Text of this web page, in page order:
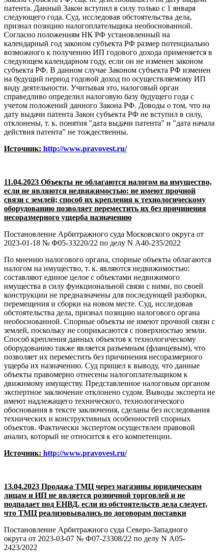
патента. Данный Закон вступил в силу только с 1 января
следующего года. Суд, исследовав обстоятельства дела,
признал позицию налогоплательщика необоснованной.
Согласно положениям НК РФ установленный на
календарный год законом субъекта РФ размер потенциально
возможного к получению ИП годового дохода применяется в
следующем календарном году, если он не изменен законом
субъекта РФ. В данном случае Законом субъекта РФ изменен
на будущий период годовой доход по осуществляемому ИП
виду деятельности. Учитывая это, налоговый орган
справедливо определил налоговую базу будущего года с
учетом положений данного Закона РФ. Доводы о том, что на
дату выдачи патента Закон субъекта РФ не вступил в силу,
отклонены, т. к. понятия "дата выдачи патента" и "дата начала
действия патента" не тождественны.
Источник: http://www.pravovest.ru/
11.04.2023 Объекты не облагаются налогом на имущество,
если не являются недвижимостью: не имеют прочной
связи с землей; способ их крепления к технологическому
оборудованию позволяет переместить их без причинения
несоразмерного ущерба назначению
Постановление Арбитражного суда Московского округа от
2023-01-18 № Ф05-33220/22 по делу N А40-235/2022
По мнению налогового органа, спорные объекты облагаются
налогом на имущество, т. к. являются недвижимостью:
составляют единое целое с объектами недвижимого
имущества в силу функциональной связи с ними, по своей
конструкции не предназначены для последующей разборки,
перемещения и сборки на новом месте. Суд, исследовав
обстоятельства дела, признал позицию налогового органа
необоснованной. Спорные объекты не имеют прочной связи с
землей, поскольку не соприкасаются с поверхностью земли.
Способ крепления данных объектов к технологическому
оборудованию также является разъемным (фланцевым), что
позволяет их переместить без причинения несоразмерного
ущерба их назначению. Суд пришел к выводу, что данные
объекты правомерно отнесены налогоплательщиком к
движимому имуществу. Представленное налоговым органом
экспертное заключение отклонено судом. Выводы эксперта не
имеют надлежащего технического, технологического
обоснования в тексте заключения, сделаны без исследования
технических и конструктивных особенностей спорных
объектов. Фактически экспертом осуществлен правовой
анализ, который не относится к его компетенции.
Источник: http://www.pravovest.ru/
13.04.2023 Продажа ТМЦ через магазины юридическим
лицам и ИП не является розничной торговлей и не
подпадает под ЕНВД, если из обстоятельств дела следует,
что ТМЦ реализовывались по договорам поставки
Постановление Арбитражного суда Северо-Западного
округа от 2023-03-07 № Ф07-23308/22 по делу N А05-
2423/2022